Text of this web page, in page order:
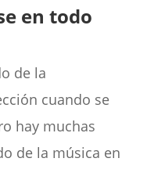
en todo
de la
cuando se
hay muchas
de la música en